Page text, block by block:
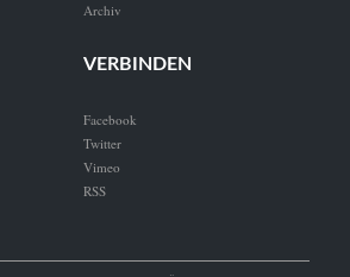
Archiv
VERBINDEN
Facebook
Twitter
Vimeo
RSS